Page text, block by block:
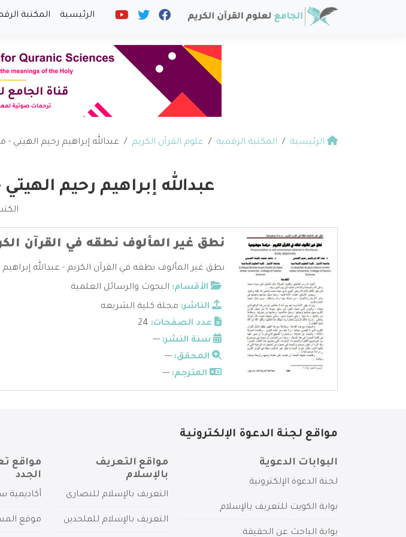
الرئيسية المكتبة
الرئيسية المكتبة الرقمية علوم القرآن الكريم عبدالله إبراهيم رحيم
عبدالله إبراهيم رحيم
نطق غير المألوف نطقه في القرآن
نطق غير المألوف نطقه في القرآن الكريم - عبدالله
الأقسام: البحوث والرسائل العلمية
الناشر: مجلة كلية الشريعه
عدد الصفحات:
سنة النشر: ---
المحقق: ---
المترجم: ---
مواقع لجنة الدعوة الإلكترونية
البوابات الدعوية
لجنة الدعوة الإلكترونية
بوابة الكويت للتعريف بالإسلام
بوابة الباحث عن الحقيقة
مواقع التعريف
بالإسلام
التعريف بالإسلام للنصارى
التعريف بالإسلام للملحدين
مواقع
الجدد
أكاديمية
موقع